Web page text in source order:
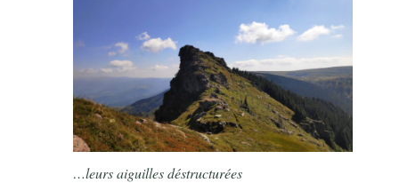
…leurs aiguilles déstructurées